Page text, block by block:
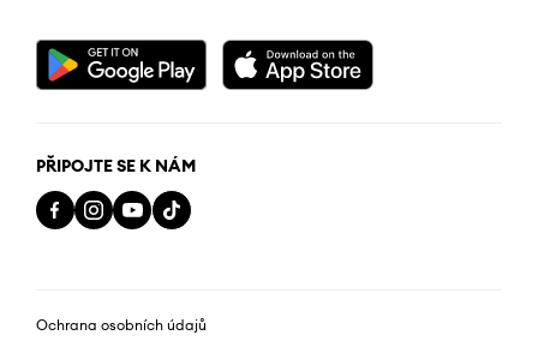
PŘIPOJTE SE K NÁM
Ochrana osobních údajů